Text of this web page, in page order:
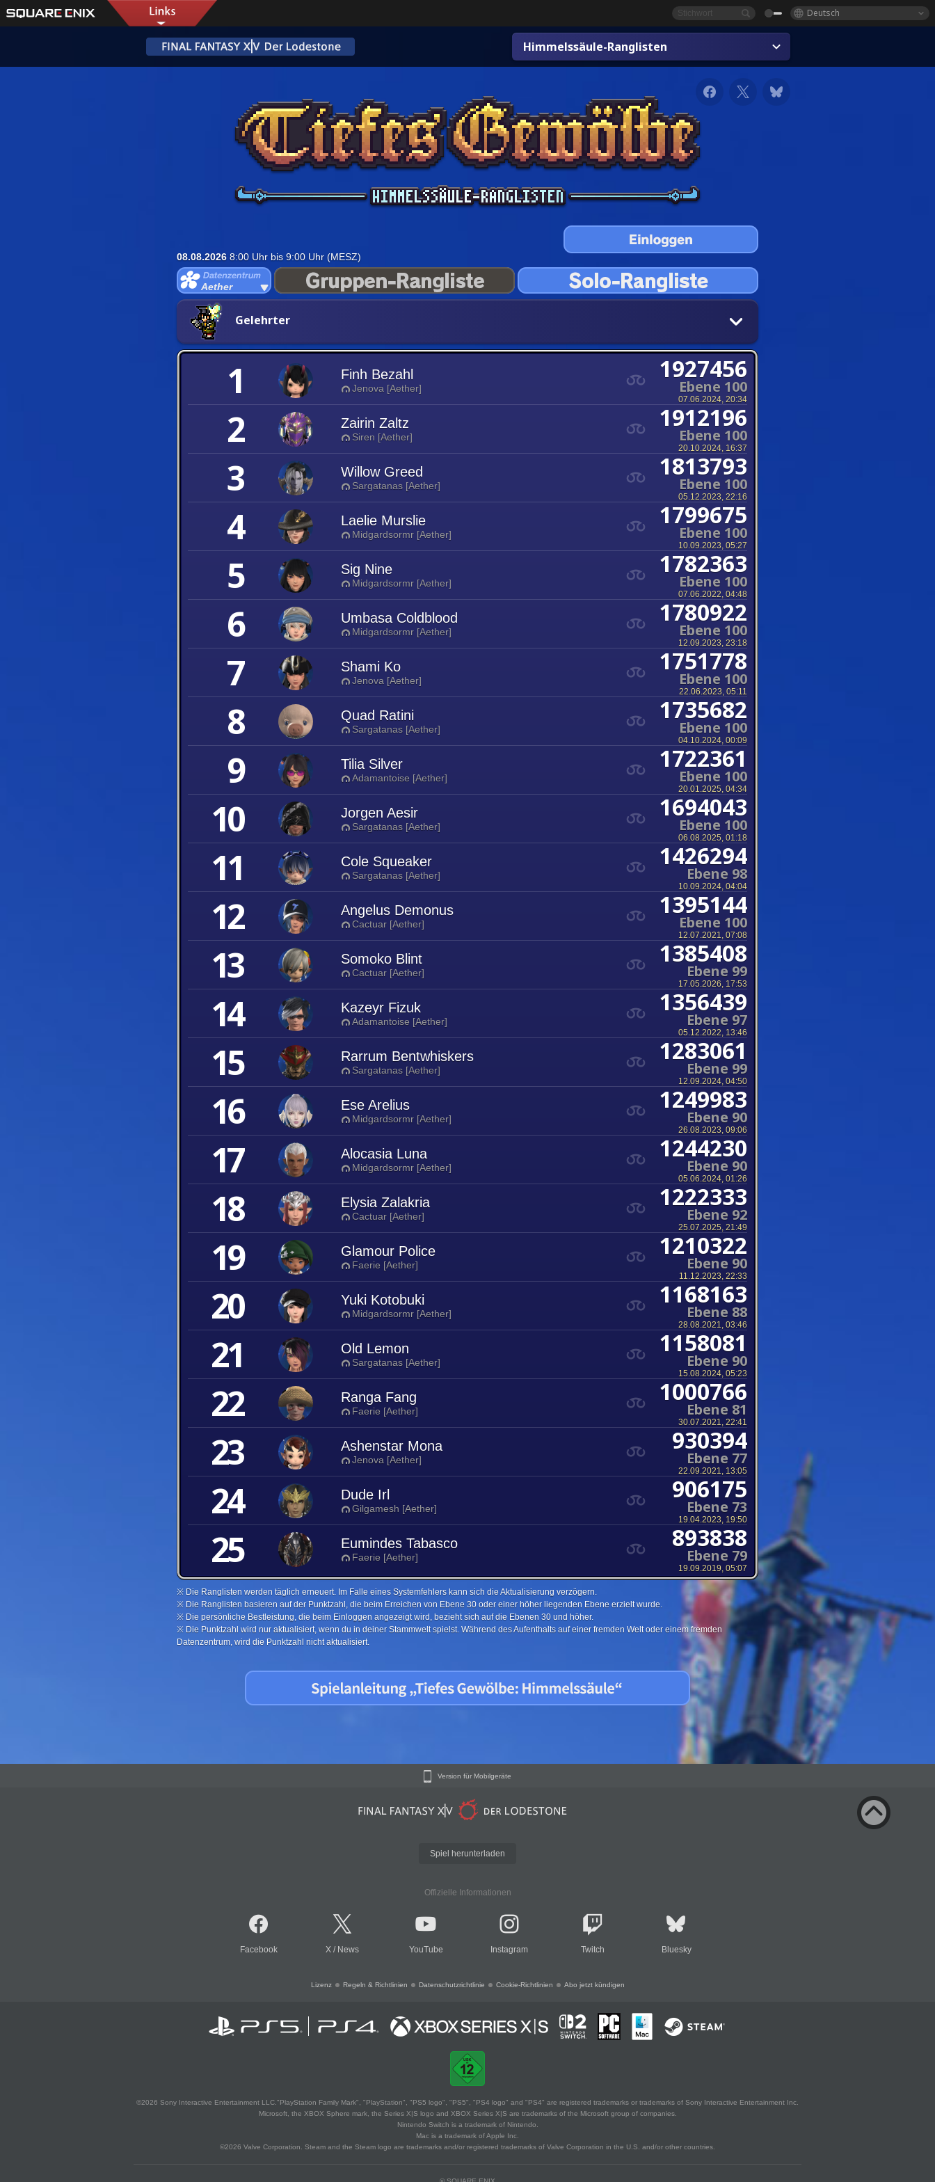
Deutsch
Himmelssäule-Ranglisten
08.08.2026 8:00 Uhr bis 9:00 Uhr (MESZ)
Aether
Gelehrter
1 Finh Bezahl
Jenova [Aether]
1927456
Ebene 100
07.06.2024, 20:34
2 Zairin Zaltz
Siren [Aether]
1912196
Ebene 100
20.10.2024, 16:37
3 Willow Greed
Sargatanas [Aether]
1813793
Ebene 100
05.12.2023, 22:16
4 Laelie Murslie
Midgardsormr [Aether]
1799675
Ebene 100
10.09.2023, 05:27
5 Sig Nine
Midgardsormr [Aether]
1782363
Ebene 100
07.06.2022, 04:48
6 Umbasa Coldblood
Midgardsormr [Aether]
1780922
Ebene 100
12.09.2023, 23:18
7 Shami Ko
Jenova [Aether]
1751778
Ebene 100
22.06.2023, 05:11
8 Quad Ratini
Sargatanas [Aether]
1735682
Ebene 100
04.10.2024, 00:09
9 Tilia Silver
Adamantoise [Aether]
1722361
Ebene 100
20.01.2025, 04:34
10 Jorgen Aesir
Sargatanas [Aether]
1694043
Ebene 100
06.08.2025, 01:18
11 Cole Squeaker
Sargatanas [Aether]
1426294
Ebene 98
10.09.2024, 04:04
12 Angelus Demonus
Cactuar [Aether]
1395144
Ebene 100
12.07.2021, 07:08
13 Somoko Blint
Cactuar [Aether]
1385408
Ebene 99
17.05.2026, 17:53
14 Kazeyr Fizuk
Adamantoise [Aether]
1356439
Ebene 97
05.12.2022, 13:46
15 Rarrum Bentwhiskers
Sargatanas [Aether]
1283061
Ebene 99
12.09.2024, 04:50
16 Ese Arelius
Midgardsormr [Aether]
1249983
Ebene 90
26.08.2023, 09:06
17 Alocasia Luna
Midgardsormr [Aether]
1244230
Ebene 90
05.06.2024, 01:26
18 Elysia Zalakria
Cactuar [Aether]
1222333
Ebene 92
25.07.2025, 21:49
19 Glamour Police
Faerie [Aether]
1210322
Ebene 90
11.12.2023, 22:33
20 Yuki Kotobuki
Midgardsormr [Aether]
1168163
Ebene 88
28.08.2021, 03:46
21 Old Lemon
Sargatanas [Aether]
1158081
Ebene 90
15.08.2024, 05:23
22 Ranga Fang
Faerie [Aether]
1000766
Ebene 81
30.07.2021, 22:41
23 Ashenstar Mona
Jenova [Aether]
930394
Ebene 77
22.09.2021, 13:05
24 Dude Irl
Gilgamesh [Aether]
906175
Ebene 73
19.04.2023, 19:50
25 Eumindes Tabasco
Faerie [Aether]
893838
Ebene 79
19.09.2019, 05:07
※ Die Ranglisten werden täglich erneuert. Im Falle eines Systemfehlers kann sich die Aktualisierung verzögern.
※ Die Ranglisten basieren auf der Punktzahl, die beim Erreichen von Ebene 30 oder einer höher liegenden Ebene erzielt wurde.
※ Die persönliche Bestleistung, die beim Einloggen angezeigt wird, bezieht sich auf die Ebenen 30 und höher.
※ Die Punktzahl wird nur aktualisiert, wenn du in deiner Stammwelt spielst. Während des Aufenthalts auf einer fremden Welt oder einem fremden
Datenzentrum, wird die Punktzahl nicht aktualisiert.
Version für Mobilgeräte
Spiel herunterladen
Offizielle Informationen
Facebook X / News YouTube Instagram Twitch Bluesky
Lizenz Regeln & Richtlinien Datenschutzrichtlinie Cookie-Richtlinien Abo jetzt kündigen
©2026 Sony Interactive Entertainment LLC."PlayStation Family Mark", "PlayStation", "PS5 logo", "PS5", "PS4 logo" and "PS4" are registered trademarks or trademarks of Sony Interactive Entertainment Inc.
Microsoft, the XBOX Sphere mark, the Series X|S logo and XBOX Series X|S are trademarks of the Microsoft group of companies.
Nintendo Switch is a trademark of Nintendo.
Mac is a trademark of Apple Inc.
©2026 Valve Corporation. Steam and the Steam logo are trademarks and/or registered trademarks of Valve Corporation in the U.S. and/or other countries.